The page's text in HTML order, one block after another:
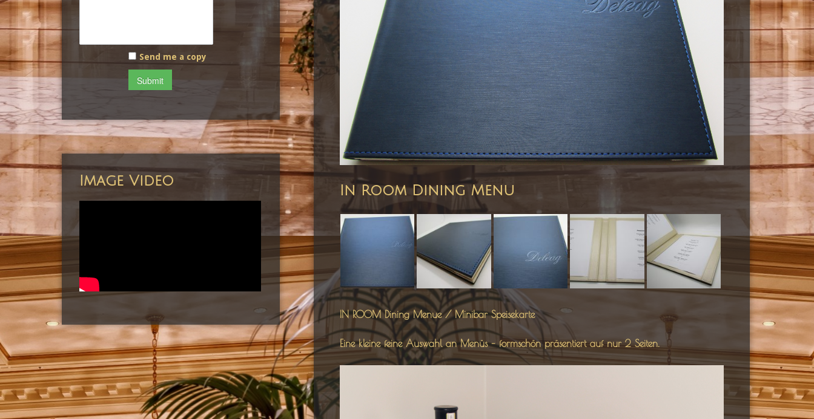
In Room Dining Menu
IN ROOM Dining Menue / Minibar Speisekarte
Eine kleine feine Auswahl an Menüs – formschön präsentiert auf nur 2 Seiten.
Send me a copy
Submit
Image Video